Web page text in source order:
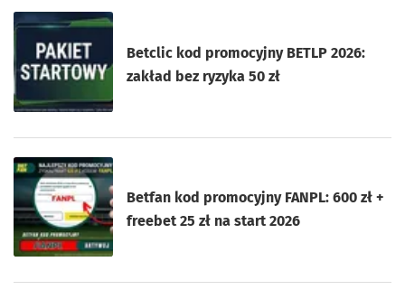
Betclic kod promocyjny BETLP 2026:
zakład bez ryzyka 50 zł
Betfan kod promocyjny FANPL: 600 zł +
freebet 25 zł na start 2026